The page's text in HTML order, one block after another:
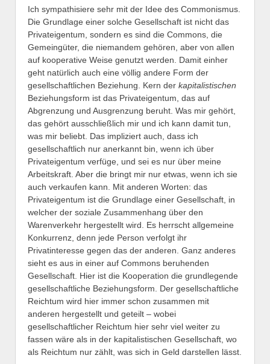
Ich sympathisiere sehr mit der Idee des Commonismus.
Die Grundlage einer solche Gesellschaft ist nicht das
Privateigentum, sondern es sind die Commons, die
Gemeingüter, die niemandem gehören, aber von allen
auf kooperative Weise genutzt werden. Damit einher
geht natürlich auch eine völlig andere Form der
gesellschaftlichen Beziehung. Kern der kapitalistischen
Beziehungsform ist das Privateigentum, das auf
Abgrenzung und Ausgrenzung beruht. Was mir gehört,
das gehört ausschließlich mir und ich kann damit tun,
was mir beliebt. Das impliziert auch, dass ich
gesellschaftlich nur anerkannt bin, wenn ich über
Privateigentum verfüge, und sei es nur über meine
Arbeitskraft. Aber die bringt mir nur etwas, wenn ich sie
auch verkaufen kann. Mit anderen Worten: das
Privateigentum ist die Grundlage einer Gesellschaft, in
welcher der soziale Zusammenhang über den
Warenverkehr hergestellt wird. Es herrscht allgemeine
Konkurrenz, denn jede Person verfolgt ihr
Privatinteresse gegen das der anderen. Ganz anderes
sieht es aus in einer auf Commons beruhenden
Gesellschaft. Hier ist die Kooperation die grundlegende
gesellschaftliche Beziehungsform. Der gesellschaftliche
Reichtum wird hier immer schon zusammen mit
anderen hergestellt und geteilt – wobei
gesellschaftlicher Reichtum hier sehr viel weiter zu
fassen wäre als in der kapitalistischen Gesellschaft, wo
als Reichtum nur zählt, was sich in Geld darstellen lässt.